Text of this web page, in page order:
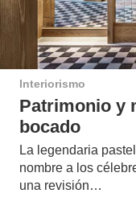
Interiorismo
Patrimonio y
bocado
La legendaria
nombre a los
una revisión…